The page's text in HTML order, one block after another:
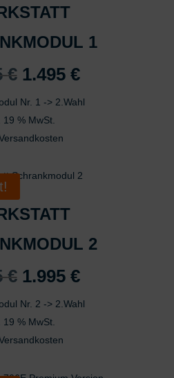
1
€ Ursprünglicher
war:
1.995 €
1.495 €Aktueller
ist:
Nr. 1 -> 2.Wahl
19 % MwSt.
2
€ Ursprünglicher
war:
2.595 €
1.995 €Aktueller
ist:
Nr. 2 -> 2.Wahl
19 % MwSt.